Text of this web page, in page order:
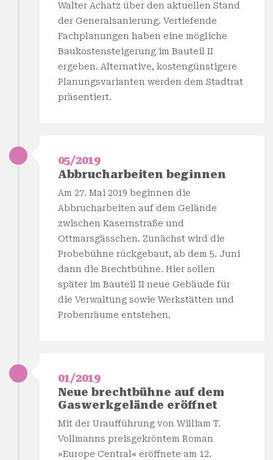
Walter Achatz über den aktuellen Stand
der Generalsanierung. Vertiefende
Fachplanungen haben eine mögliche
Baukostensteigerung im Bauteil II
ergeben. Alternative, kostengünstigere
Planungsvarianten werden dem Stadtrat
präsentiert.
05/2019
Abbrucharbeiten beginnen
Am 27. Mai 2019 beginnen die
Abbrucharbeiten auf dem Gelände
zwischen Kasernstraße und
Ottmarsgässchen. Zunächst wird die
Probebühne rückgebaut, ab dem 5. Juni
dann die Brechtbühne. Hier sollen
später im Bauteil II neue Gebäude für
die Verwaltung sowie Werkstätten und
Probenräume entstehen.
01/2019
Neue brechtbühne auf dem
Gaswerkgelände eröffnet
Mit der Uraufführung von William T.
Vollmanns preisgekröntem Roman
»Europe Central« eröffnete am 12.